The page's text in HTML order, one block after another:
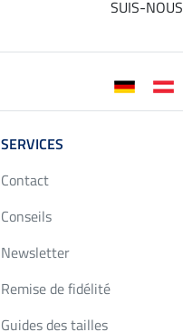
SUIS-NOUS
SERVICES
Contact
Conseils
Newsletter
Remise de fidélité
Guides des tailles